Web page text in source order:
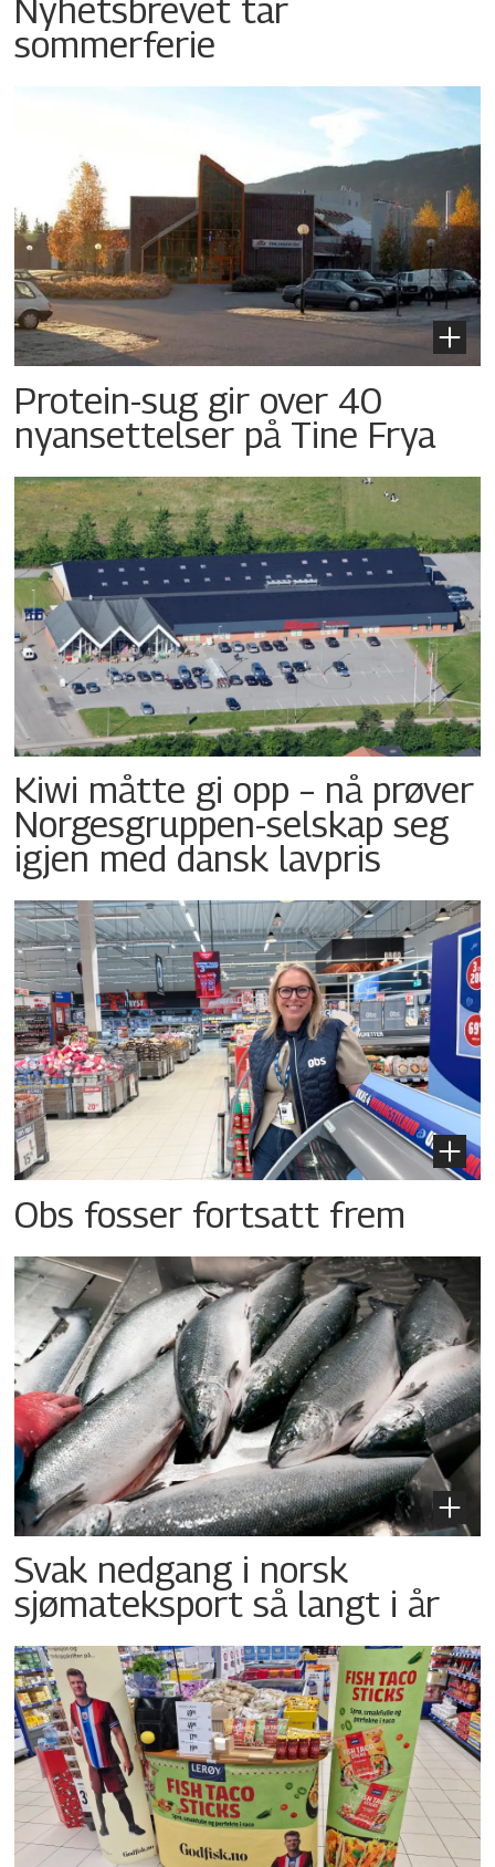
Nyhetsbrevet tar
sommerferie
Protein-sug gir over 40
nyansettelser på Tine Frya
Kiwi måtte gi opp – nå prøver
Norgesgruppen-selskap seg
igjen med dansk lavpris
Obs fosser fortsatt frem
Svak nedgang i norsk
sjømateksport så langt i år